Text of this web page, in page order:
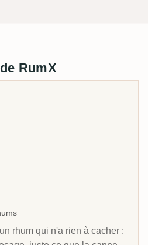
RumX
rhum qui n'a rien à cacher :